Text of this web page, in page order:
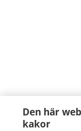
Den här
kakor